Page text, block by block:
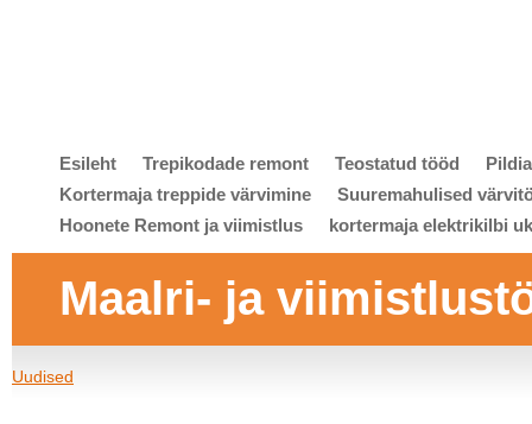
Esileht Trepikodade remont Teostatud tööd
Kortermaja treppide värvimine
Suuremahulised
Hoonete Remont ja viimistlus
kortermaja elektrikilbi
Maalri- ja
Uudised